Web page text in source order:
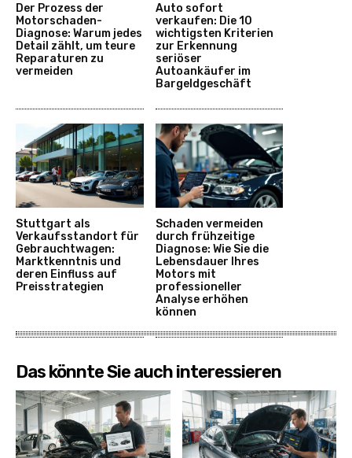
Der Prozess der
Motorschaden-
Diagnose: Warum jedes
Detail zählt, um teure
Reparaturen zu
vermeiden
Auto sofort
verkaufen: Die 10
wichtigsten Kriterien
zur Erkennung
seriöser
Autoankäufer im
Bargeldgeschäft
Stuttgart als
Verkaufsstandort für
Gebrauchtwagen:
Marktkenntnis und
deren Einfluss auf
Preisstrategien
Schaden vermeiden
durch frühzeitige
Diagnose: Wie Sie die
Lebensdauer Ihres
Motors mit
professioneller
Analyse erhöhen
können
Das könnte Sie auch interessieren